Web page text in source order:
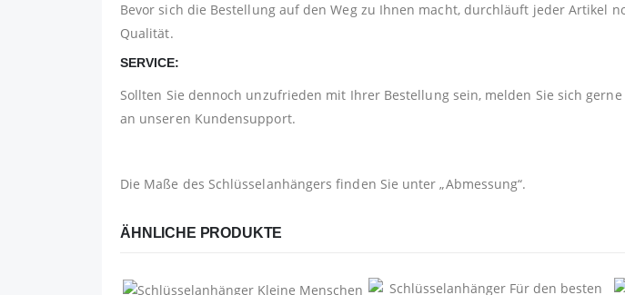
Bevor sich die Bestellung auf den Weg zu Ihnen macht, durchläuft jeder Artikel
Qualität.
SERVICE:
Sollten Sie dennoch unzufrieden mit Ihrer Bestellung sein, melden Sie sich
an unseren Kundensupport.
Die Maße des Schlüsselanhängers finden Sie unter „Abmessung“.
ÄHNLICHE PRODUKTE